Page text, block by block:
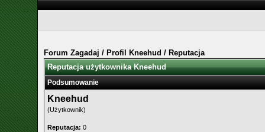
Forum Zagadaj / Profil Kneehud / Reputacja
Reputacja użytkownika Kneehud
Podsumowanie
Kneehud
(Użytkownik)
Reputacja: 0